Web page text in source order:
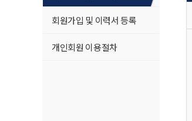
회원가입 및 이력서 등록
개인회원 이용절차